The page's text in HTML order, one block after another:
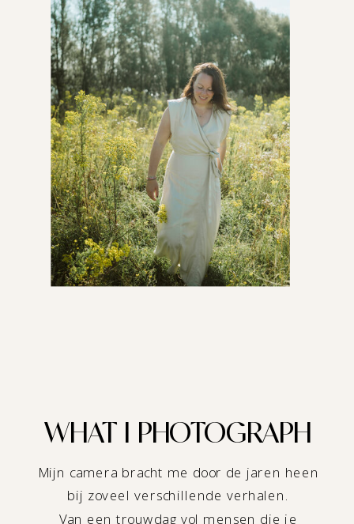
Mijn camera bracht me door de jaren heen
bij zoveel verschillende verhalen.
Van een trouwdag vol mensen die je
WHAT I PHOTOGRAPH